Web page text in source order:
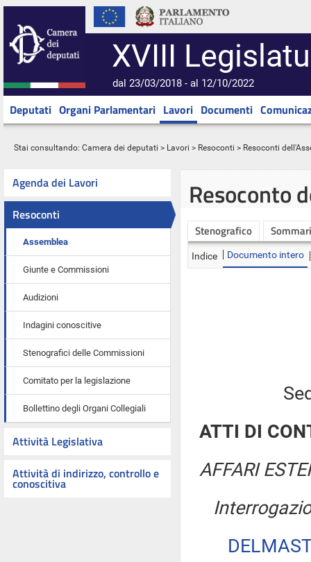
XVIII
dal 23/03/2018 - al 12/10/2022
Deputati Organi Parlamentari Lavori Documenti
Stai consultando: Camera dei deputati > Lavori > Resoconti > Resoconti
Agenda dei Lavori
Resoconti
Assemblea
Giunte e Commissioni
Audizioni
Indagini conoscitive
Stenografici delle Commissioni
Comitato per la legislazione
Bollettino degli Organi Collegiali
Attività Legislativa
Attività di indirizzo, controllo e
conoscitiva
Resoconto
Stenografico
Indice Documento intero
ATTI DI
AFFARI